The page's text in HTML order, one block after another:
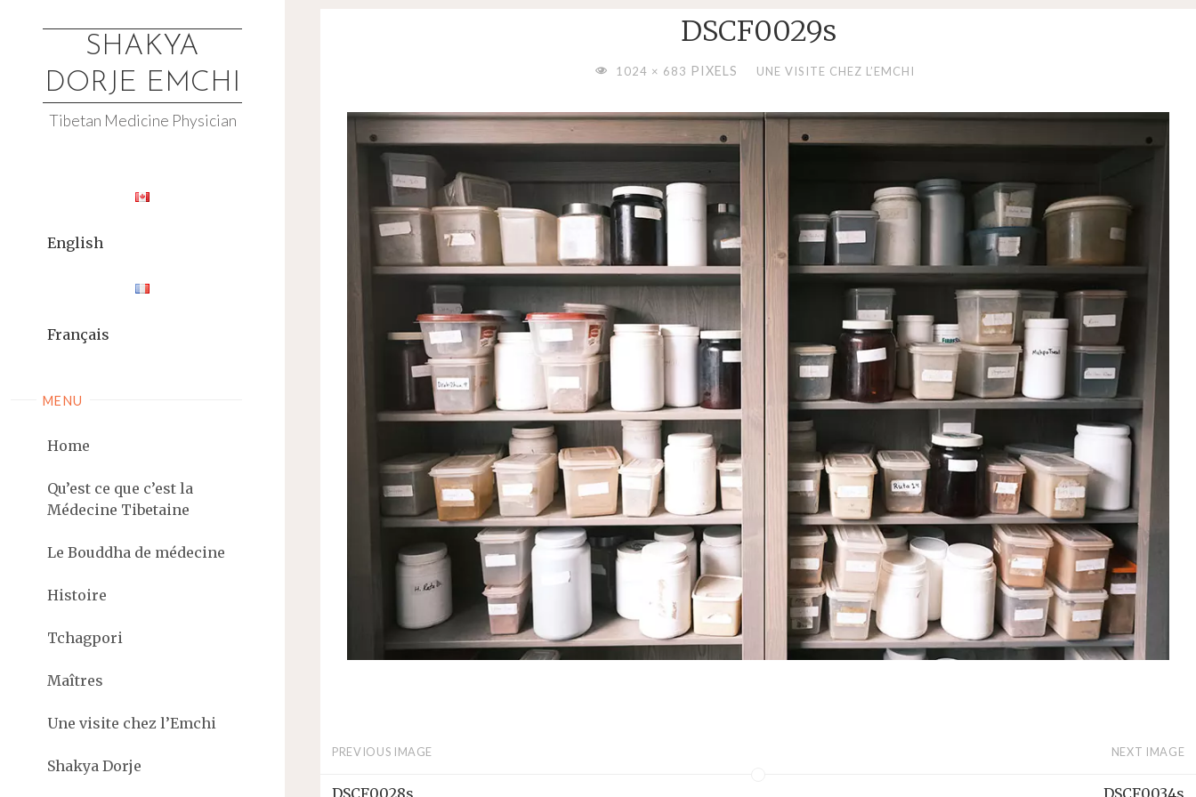
SHAKYA
DORJE EMCHI
Tibetan Medicine Physician
English
Français
MENU
Home
Qu’est ce que c’est la
Médecine Tibetaine
Le Bouddha de médecine
Histoire
Tchagpori
Maîtres
Une visite chez l’Emchi
Shakya Dorje
DSCF0029s
FULL1024 × 683 PIXELS UNE VISITE CHEZ L’EMCHI
PREVIOUS IMAGE NEXT IMAGE